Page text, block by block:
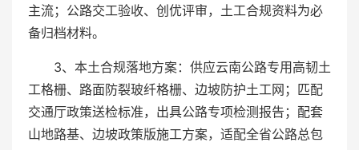
主流；公路交工验收、创优评审，土工合规资料为必
备归档材料。
3、本土合规落地方案：供应云南公路专用高韧土
工格栅、路面防裂玻纤格栅、边坡防护土工网；匹配
交通厅政策送检标准，出具公路专项检测报告；配套
山地路基、边坡政策版施工方案，适配全省公路总包